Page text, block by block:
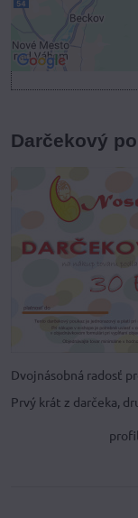
Darčekový
Dvojnásobná radosť
Prvý krát z darčeka,